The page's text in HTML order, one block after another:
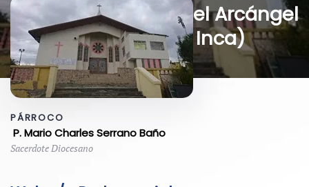
Parroquia San Miguel Arcángel
(Amagasí del Inca)
PÁRROCO
P. Mario Charles Serrano Baño
Sacerdote Diocesano